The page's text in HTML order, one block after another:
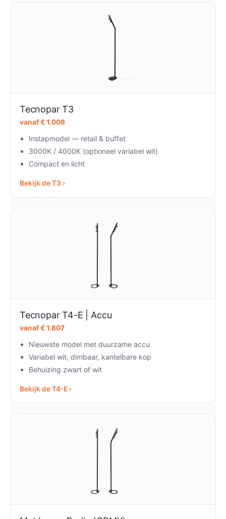
Tecnopar T3
vanaf € 1.008
Instapmodel — retail & buffet
3000K / 4000K (optioneel variabel wit)
Compact en licht
Bekijk de T3 ›
Tecnopar T4-E | Accu
vanaf € 1.807
Nieuwste model met duurzame accu
Variabel wit, dimbaar, kantelbare kop
Behuizing zwart of wit
Bekijk de T4-E ›